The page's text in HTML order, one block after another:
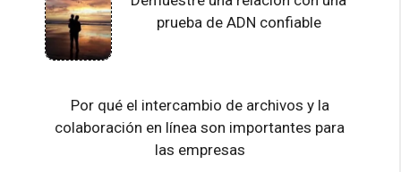
prueba de ADN confiable
Por qué el intercambio de archivos y la
colaboración en línea son importantes para
las empresas